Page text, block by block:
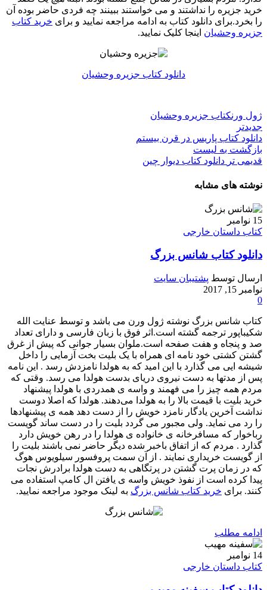
خرید جزیره را نداشتند و می خواستند ببینند چه فردی حاضر بوده آن
را بخرد.برای دانلود کتاب به ادامه مراجعه نمایید و برای خرید کتاب
جزیره وحشیان اینجا کلیک نمایید.
دانلود کتاب جزیره وحشیان
ژول ورنکتاب جزیره وحشیان
جدیدتر
دانلود کتاب پاریس در قرن بیستم
بازگشت به لیست
قدیمی تر دانلود کتاب دیوار چین
نوشته های مشابه
15 نوامبر
کتاب داستان خارجی
دانلود کتاب شانس بزرگ
ارسال توسط پشتیبان سایت
نوامبر 15, 2017
0
کتاب شانس بزرگ نوشته ژول ورن می باشد و توسط عنایت الله
شکیباپور ترجمه گشته است.اثر فوق با زبان فارسی و دارای تعداد
صد و پنجاه و هفت صفحه است.ملوان بسیار جوانی که پیش از غرق
گشتن کشتی خود نامه ای همراه با یک بلیت بخت آزمایی را داخل
شیشه ایی می گذارد با این امید که به هولدا نامزدش رسد . این نامه
پس از مدتها به دست نیروی دریای بدست هولدا می رسد. وقتی که
مردم همه چیز را می فهمند و واسه ی همدردی با هولدا پیشنهاد
خرید بلیت با قیمت بالا را به هولدا می‌دهند. هولدا که اصلا دوست
نداشت آخرین یادگار نامزد خویش را از دست دهد همه ی پیشنهادها
را رد می نماید. ولی مجبور می گردد بلیت را در دست ساند گویست
رباخوار که مسافرخانه ی خانواده ی هولدا را در رهن خویش دارد
گذارد . مردم که از اتفاق باخبر شده دیگر حاضر نمی باشند بلیت را
از گویست خریداری نمایند . از آن سمت پروفسور سیلویوس هوگ
که در زمان پرت گشتن در پرتگاهی به دست هولدا برادرش نجات
پیدا کرده است از نفوذ خویش واسه ی یافتن ال کامپ استفاده می
کنند. برای خرید کتاب شانس بزرگ به لینک موجود مراجعه نمایید.
ادامه مطلب
14 نوامبر
کتاب داستان خارجی